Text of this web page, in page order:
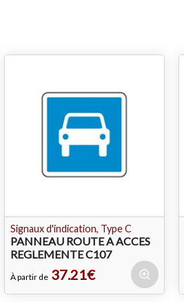
Signaux d'indication, Type C
PANNEAU ROUTE A ACCES
REGLEMENTE C107
À partir de 37.21€